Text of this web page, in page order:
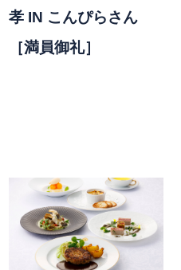
孝 IN こんぴらさん
［満員御礼］